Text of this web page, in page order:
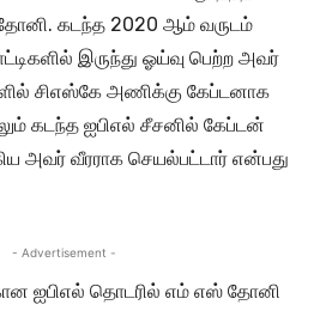
கடந்த 2020 ஆம் வருடம்
இருந்து ஓய்வு பெற்ற அவர்
சிஎஸ்கே அணிக்கு கேப்டனாக
கடந்த ஐபிஎல் சீசனில் கேப்டன்
அவர் வீரராக செயல்பட்டார் என்பது
- Advertisement -
ஐபிஎல் தொடரில் எம் எஸ் தோனி